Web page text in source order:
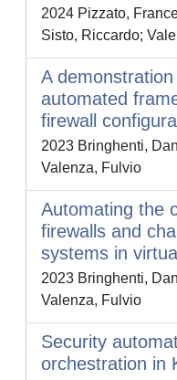
2024 Pizzato,
Sisto, Riccardo;
A
automated
firewall
2023 Bringhenti,
Valenza, Fulvio
Automating the
firewalls and
systems in
2023 Bringhenti,
Valenza, Fulvio
Security
orchestration in